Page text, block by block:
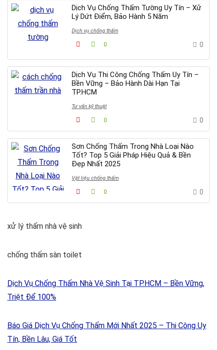
Dịch Vụ Chống Thấm Tường Uy Tín – Xử
Lý Dứt Điểm, Bảo Hành 5 Năm
Dịch vụ chống thấm
0 0
Dịch Vụ Thi Công Chống Thấm Uy Tín –
Bền Vững – Bảo Hành Dài Hạn Tại
TP.HCM
Tư vấn kỹ thuật
0 0
Sơn Chống Thấm Trong Nhà Loại Nào
Tốt? Top 5 Giải Pháp Hiệu Quả & Bền
Đẹp Nhất 2025
Vật liệu chống thấm
0 0
xử lý thấm nhà vệ sinh
chống thấm sàn toilet
Dịch Vụ Chống Thấm Nhà Vệ Sinh Tại TP.HCM – Bền Vững,
Triệt Để 100%
Báo Giá Dịch Vụ Chống Thấm Mới Nhất 2025 – Thi Công Uy
Tín, Bền Lâu, Giá Tốt